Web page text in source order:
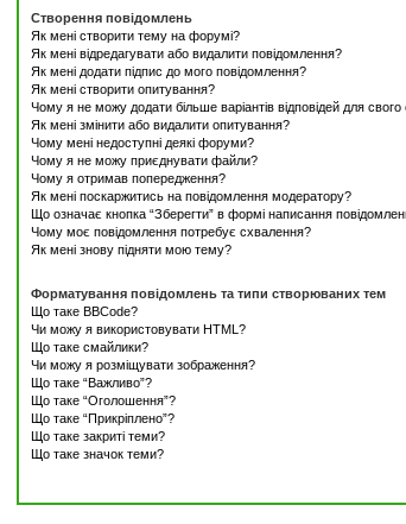
Створення повідомлень
Як мені створити тему на форумі?
Як мені відредагувати або видалити повідомлення?
Як мені додати підпис до мого повідомлення?
Як мені створити опитування?
Чому я не можу додати більше варіантів відповідей для
Як мені змінити або видалити опитування?
Чому мені недоступні деякі форуми?
Чому я не можу приєднувати файли?
Чому я отримав попередження?
Як мені поскаржитись на повідомлення модератору?
Що означає кнопка “Зберегти” в формі написання
Чому моє повідомлення потребує схвалення?
Як мені знову підняти мою тему?
Форматування повідомлень та типи створюваних тем
Що таке BBCode?
Чи можу я використовувати HTML?
Що таке смайлики?
Чи можу я розміщувати зображення?
Що таке “Важливо”?
Що таке “Оголошення”?
Що таке “Прикріплено”?
Що таке закриті теми?
Що таке значок теми?